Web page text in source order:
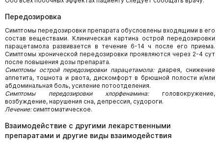
Передозировка
Симптомы передозировки препарата обусловлены входящими в его
состав веществами. Клиническая картина острой передозировки
парацетамола развивается в течение 6-14 ч после его приема.
Симптомы хронической передозировки проявляются через 2-4 сут
после повышения дозы препарата.
Симптомы острой передозировки парацетамола:диарея, снижение
аппетита, тошнота и рвота, дискомфорт в брюшной полости и/или
абдоминальная боль, усиление потоотделения.
Симптомы передозировки хлорфенамина:головокружение,
возбуждение, нарушения сна, депрессия, судороги.
Лечение:симптоматическое.
Взаимодействие с другими лекарственными
препаратами и другие виды взаимодействия